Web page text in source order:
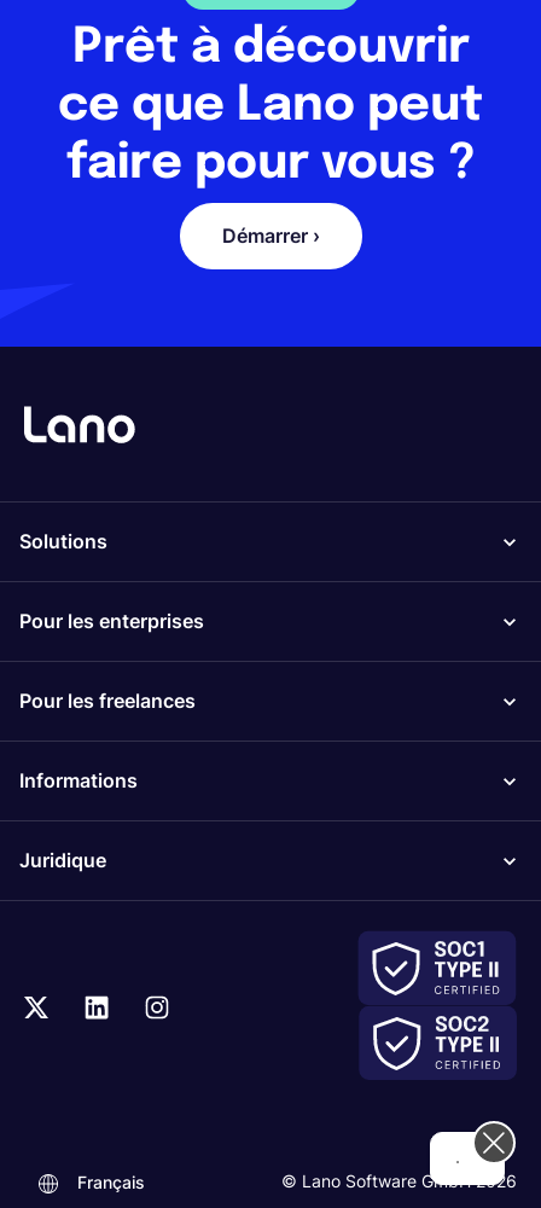
Prêt à découvrir
ce que Lano peut
faire pour vous ?
Démarrer ›
Solutions
Pour les enterprises
Pour les freelances
Informations
Juridique
© Lano Software GmbH 2026
Français
...